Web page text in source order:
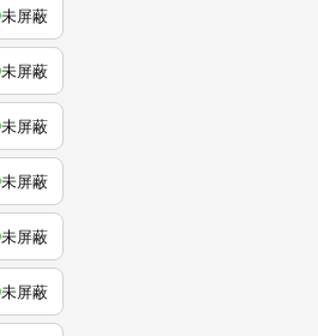
未屏蔽
未屏蔽
未屏蔽
未屏蔽
未屏蔽
未屏蔽